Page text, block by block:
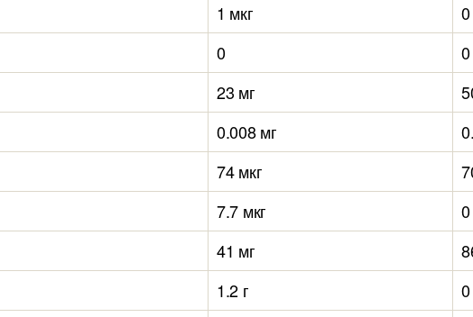
1 мкг
0
0
0
23 мг
0.008 мг
74 мкг
7.7 мкг
0
41 мг
1.2 г
0